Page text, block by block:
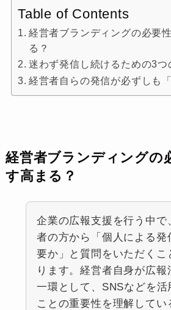
Table of Contents
経営者ブランディングの必要
る？
迷わず発信し続けるための3つ
経営者自らの発信が必ずしも
経営者ブランディングの
す高まる？
企業の広報支援を行う中で
者の方から「個人による発
要か」と質問をいただくこ
ります。経営者自身が広報
一環として、SNSなどを活
ことの重要性を理解してい